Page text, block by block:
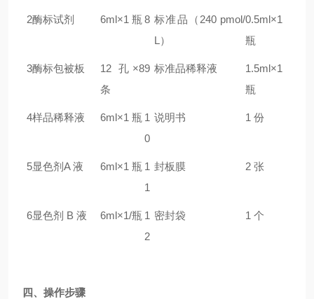
2酶标试剂 6ml×1 瓶 8 标准品（240 pmol/
L）
0.5ml×1
瓶
3酶标包被板
12 孔×8
条
9 标准品稀释液
1.5ml×1
瓶
4样品稀释液 6ml×1 瓶 1
0
说明书 1 份
5显色剂A 液 6ml×1 瓶 1
1
封板膜 2 张
6显色剂 B 液 6ml×1/瓶 1
2
密封袋 1 个
四、操作步骤